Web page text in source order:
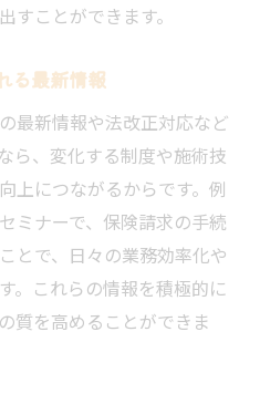
すことができます。
る最新情報
最新情報や法改正対応など
ら、変化する制度や施術技
上につながるからです。例
ミナーで、保険請求の手続
とで、日々の業務効率化や
。これらの情報を積極的に
質を高めることができま